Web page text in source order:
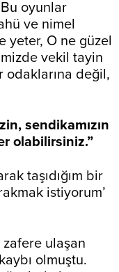
oyunlar
ve nimel
yeter, O ne güzel
vekil tayin
odaklarına değil,
sendikamızın
olabilirsiniz.”
taşıdığım bir
istiyorum’
zafere ulaşan
olmuştu.